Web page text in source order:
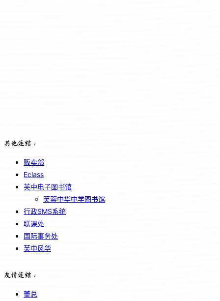
其他连结：
贩卖部
Eclass
芙中电子图书馆
芙蓉中华中学图书馆
行政SMS系统
联课处
国际事务处
芙中风华
友情连结：
董总